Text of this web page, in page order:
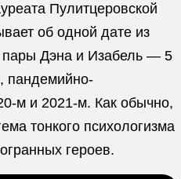
Пулитцеровской
об одной дате из
пары Дэна и Изабель — 5
пандемийно-
м и 2021-м. Как обычно,
тонкого психологизма
героев.